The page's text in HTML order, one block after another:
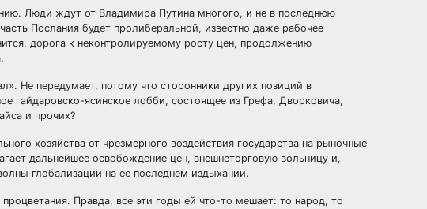
Люди ждут от Владимира Путина многого, и не в последнюю
Послания будет пролиберальной, известно даже рабочее
дорога к неконтролируемому росту цен, продолжению
Не передумает, потому что сторонники других позиций в
гайдаровско-ясинское лобби, состоящее из Грефа, Дворковича,
и прочих?
хозяйства от чрезмерного воздействия государства на рыночные
дальнейшее освобождение цен, внешнеторговую вольницу и,
глобализации на ее последнем издыхании.
Правда, все эти годы ей что-то мешает: то народ, то